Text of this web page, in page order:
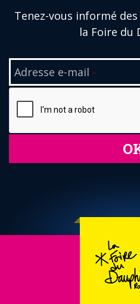
Tenez-vous informé
la Foire du
Adresse e-mail *